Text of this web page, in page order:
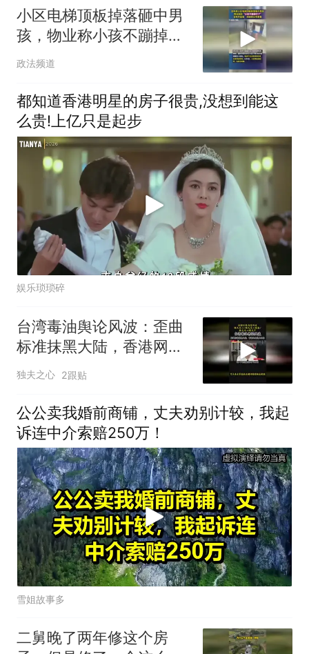
小区电梯顶板掉落砸中男
孩，物业称小孩不蹦掉不
了，市监局：派维保公司
政法频道
都知道香港明星的房子很贵,没想到能这
么贵!上亿只是起步
娱乐琐琐碎
台湾毒油舆论风波：歪曲
标准抹黑大陆，香港网友
线上回击
独夫之心 2跟贴
公公卖我婚前商铺，丈夫劝别计较，我起
诉连中介索赔250万！
雪姐故事多
二舅晚了两年修这个房